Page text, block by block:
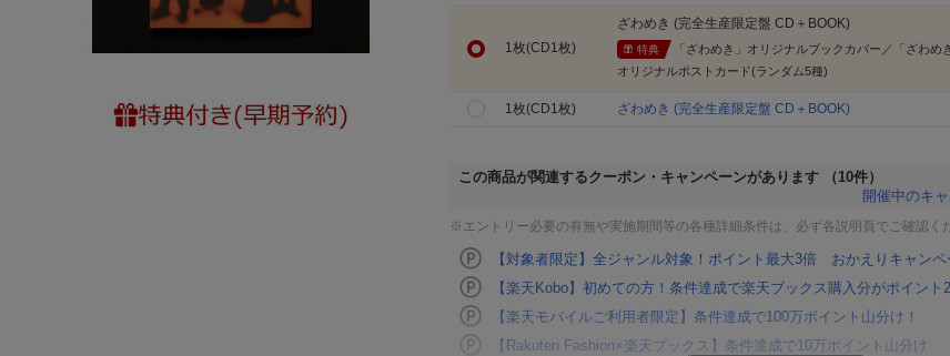
1枚(CD1枚)
ざわめき (完全生産限定盤 CD＋BOOK)
特典
「ざわめき」オリジナルブックカバー／「ざわめ
オリジナルポストカード(ランダム5種)
1枚(CD1枚) ざわめき (完全生産限定盤 CD＋BOOK)
この商品が関連するクーポン・キャンペーンがあります
（10件）
開催中のキ
※エントリー必要の有無や実施期間等の各種詳細条件は、必ず各説明頁でご確認く
【対象者限定】全ジャンル対象！ポイント最大3倍 おかえりキャンペ
【楽天Kobo】初めての方！条件達成で楽天ブックス購入分がポイント
【楽天モバイルご利用者限定】条件達成で100万ポイント山分け！
【Rakuten Fashion×楽天ブックス】条件達成で10万ポイント山分け